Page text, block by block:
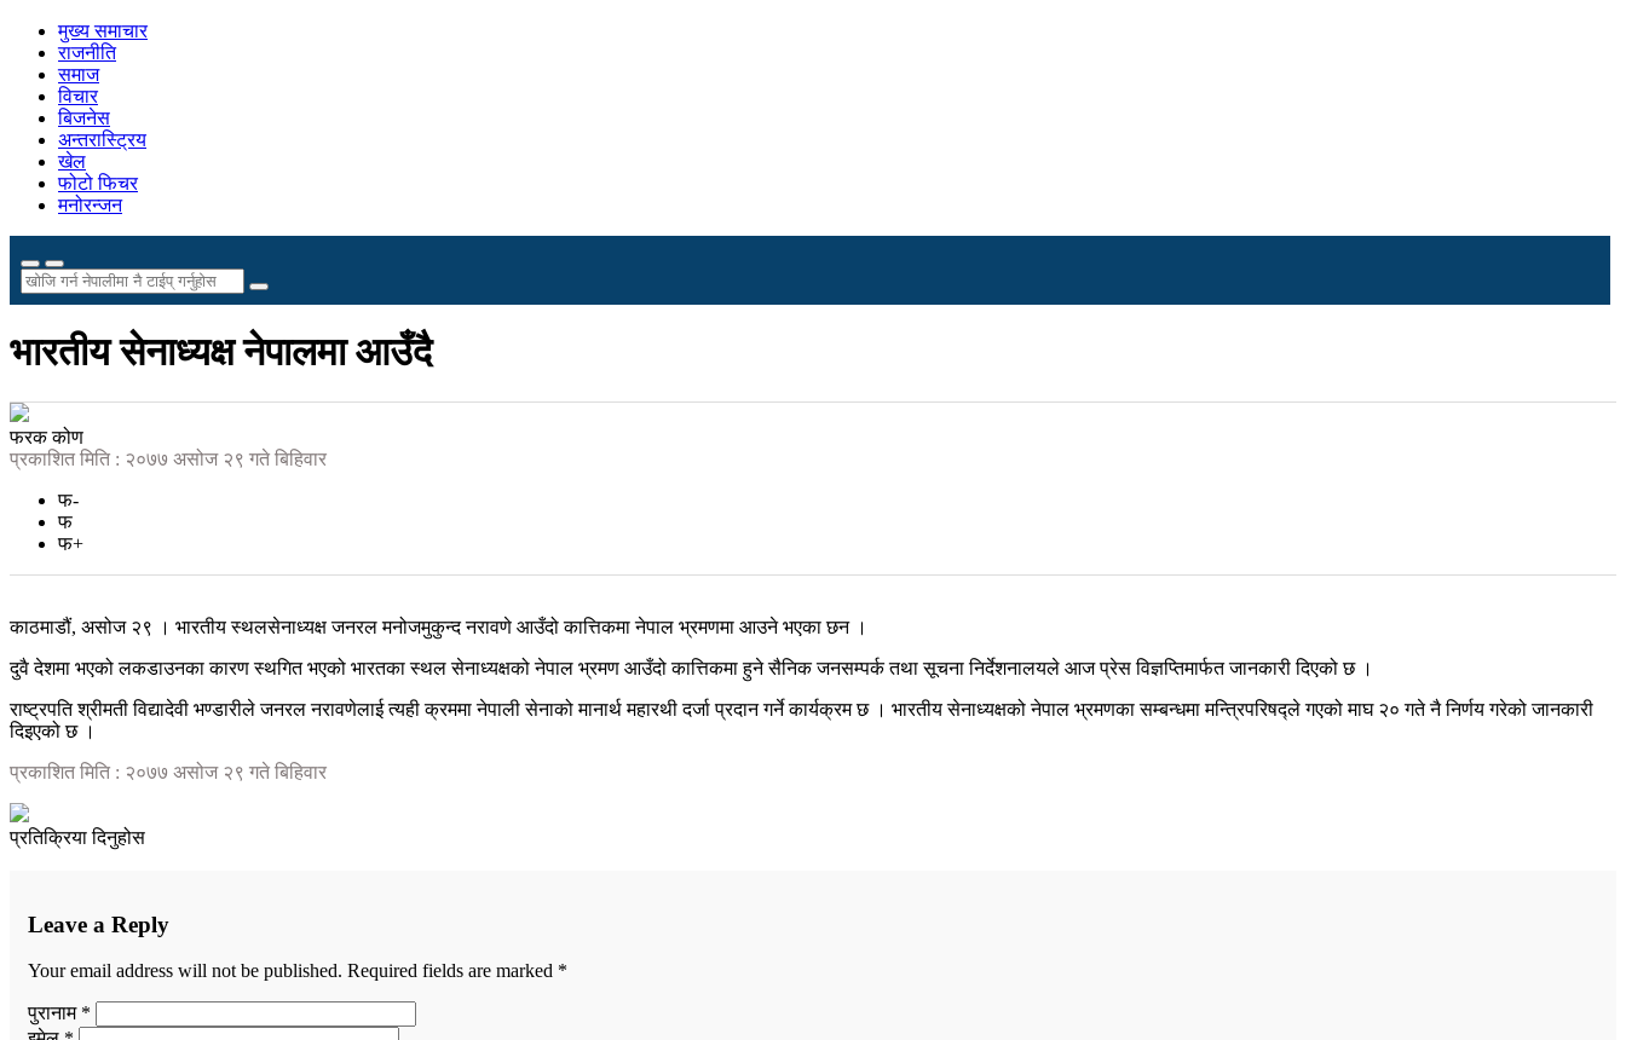
मुख्य समाचार
राजनीति
समाज
विचार
बिजनेस
अन्तरास्ट्रिय
खेल
फोटो फिचर
मनोरन्जन
भारतीय सेनाध्यक्ष नेपालमा आउँदै
फरक कोण
प्रकाशित मिति : २०७७ असोज २९ गते बिहिवार
फ-
फ
फ+
काठमाडौं, असोज २९ । भारतीय स्थलसेनाध्यक्ष जनरल मनोजमुकुन्द नरावणे आउँदो कात्तिकमा नेपाल भ्रमणमा आउने भएका छन ।
दुवै देशमा भएको लकडाउनका कारण स्थगित भएको भारतका स्थल सेनाध्यक्षको नेपाल भ्रमण आउँदो कात्तिकमा हुने सैनिक जनसम्पर्क तथा सूचना निर्देशनालयले आज प्रेस विज्ञप्तिमार्फत जानकारी दिएको छ ।
राष्ट्रपति श्रीमती विद्यादेवी भण्डारीले जनरल नरावणेलाई त्यही क्रममा नेपाली सेनाको मानार्थ महारथी दर्जा प्रदान गर्ने कार्यक्रम छ । भारतीय सेनाध्यक्षको नेपाल भ्रमणका सम्बन्धमा मन्त्रिपरिषद्ले गएको माघ २० गते नै निर्णय गरेको जानकारी
दिइएको छ ।
प्रकाशित मिति : २०७७ असोज २९ गते बिहिवार
प्रतिक्रिया दिनुहोस
Leave a Reply
Your email address will not be published. Required fields are marked *
पुरानाम *